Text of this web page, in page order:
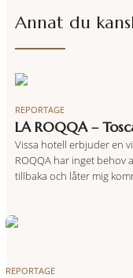
Annat du
REPORTAGE
LA ROQQA –
Vissa hotell erbjuder en
ROQQA har inget behov
tillbaka och låter mig
REPORTAGE